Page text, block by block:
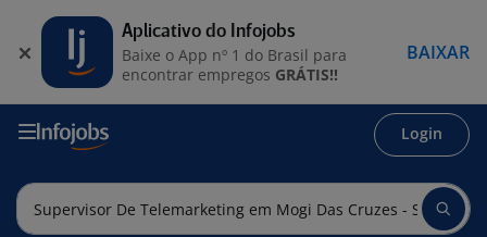
Login
Aplicativo do Infojobs
Baixe o App nº 1 do Brasil para
encontrar empregos GRÁTIS!!
BAIXAR